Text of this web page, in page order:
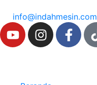
info@indahmesin.com